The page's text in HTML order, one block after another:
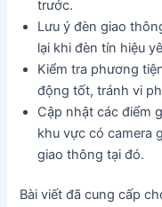
trước.
Lưu ý đèn giao
lại khi đèn tín hiệu
Kiểm tra phương
động tốt, tránh vi
Cập nhật các điểm
khu vực có camera
giao thông tại đó.
Bài viết đã cung cấp